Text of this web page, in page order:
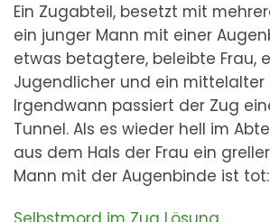
Ein Zugabteil, besetzt mit
ein junger Mann mit einer
etwas betagtere, beleibte Frau,
Jugendlicher und ein mittelalter
Irgendwann passiert der Zug
Tunnel. Als es wieder hell im
aus dem Hals der Frau ein
Mann mit der Augenbinde ist